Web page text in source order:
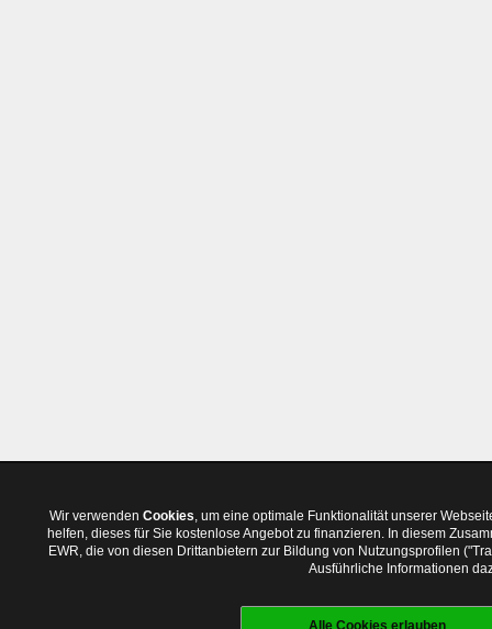
Wir verwenden Cookies, um eine optimale Funktionalität unserer
helfen, dieses für Sie kostenlose Angebot zu finanzieren. In diesem
EWR, die von diesen Drittanbietern zur Bildung von Nutzungsprofilen
Ausführliche Informationen
Alle Cookies erlauben